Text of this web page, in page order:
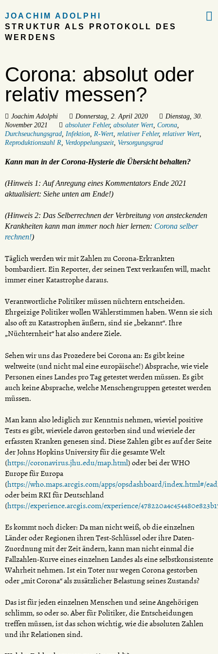
JOACHIM ADOLPHI
STRUKTUR ALS PROTOKOLL DES
WERDENS
Corona: absolut oder
relativ messen?
Joachim Adolphi Donnerstag, 2. April 2020
Dienstag, 30.
November 2021
absoluter Fehler, absoluter Wert, Corona,
Durchseuchungsgrad, Infektion, R-Wert, relativer Fehler, relativer Wert,
Reproduktionszahl R, Verdoppelungszeit, Versorgungsgrad
Kann man in der Corona-Hysterie die Übersicht behalten?
(Hinweis 1: Auf Anregung eines Kommentators Ende 2021
aktualisiert: Siehe unten am Ende!)
(Hinweis 2: Das Selberrechnen der Verbreitung von ansteckenden
Krankheiten kann man immer noch hier lernen: Corona selber
rechnen!)
Täglich werden wir mit Zahlen zu Corona-Erkrankten
bombardiert. Ein Reporter, der seinen Text verkaufen will, macht
immer einer Katastrophe daraus.
Verantwortliche Politiker müssen nüchtern entscheiden.
Ehrgeizige Politiker wollen Wählerstimmen haben. Wenn sie sich
also oft zu Katastrophen äußern, sind sie „bekannt“. Ihre
„Nüchternheit“ hat also andere Ziele.
Sehen wir uns das Prozedere bei Corona an: Es gibt keine
weltweite (und nicht mal eine europäische!) Absprache, wie viele
Personen eines Landes pro Tag getestet werden müssen. Es gibt
auch keine Absprache, welche Menschengruppen getestet werden
müssen.
Man kann also lediglich zur Kenntnis nehmen, wieviel positive
Tests es gibt, wieviele davon gestorben sind und wieviele der
erfassten Kranken genesen sind. Diese Zahlen gibt es auf der Seite
der Johns Hopkins University für die gesamte Welt
(https://coronavirus.jhu.edu/map.html) oder bei der WHO
Europe für Europa
(https://who.maps.arcgis.com/apps/opsdashboard/index.html#/
oder beim RKI für Deutschland
(https://experience.arcgis.com/experience/
Es kommt noch dicker: Da man nicht weiß, ob die einzelnen
Länder oder Regionen ihren Test-Schlüssel oder ihre Daten-
Zuordnung mit der Zeit ändern, kann man nicht einmal die
Fallzahlen-Kurve eines einzelnen Landes als eine selbstkonsistente
Wahrheit nehmen. Ist ein Toter nur wegen Corona gestorben
oder „mit Corona“ als zusätzlicher Belastung seines Zustands?
Das ist für jeden einzelnen Menschen und seine Angehörigen
schlimm, so oder so. Aber für Politiker, die Entscheidungen
treffen müssen, ist das schon wichtig, wie die absoluten Zahlen
und ihr Relationen sind.
